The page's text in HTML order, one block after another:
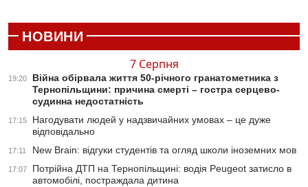
НОВИНИ
7 Серпня
19:20
Війна обірвала життя 50-річного гранатометника з
Тернопільщини: причина смерті – гостра серцево-
судинна недостатність
17:15
Нагодувати людей у надзвичайних умовах – це дуже
відповідально
17:11 New Brain: відгуки студентів та огляд школи іноземних мов
17:07
Потрійна ДТП на Тернопільщині: водія Peugeot затисло в
автомобілі, постраждала дитина